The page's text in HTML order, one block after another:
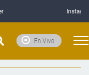
En Vivo